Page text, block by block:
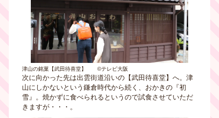
津山の銘菓【武田待喜堂】 ©テレビ大阪
次に向かった先は出雲街道沿いの【武田待喜堂】へ。津
山にしかないという鎌倉時代から続く、おかきの『初
雪』。焼かずに食べられるというので試食させていただ
きますが・・・。